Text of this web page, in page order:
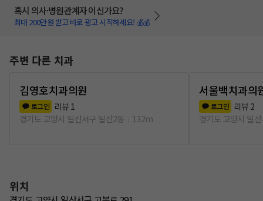
혹시 의사·병원관계자 이신가요?
최대 200만원 받고 바로 광고 시작하세요! 💰💰
주변 다른 치과
김영호치과의원
로그인 리뷰 1
경기도 고양시 일산서구 일산2동
132m
서울백치과의
로그인 리뷰 2
경기도 고양시 일
위치